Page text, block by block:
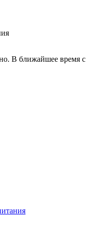
В ближайшее время с